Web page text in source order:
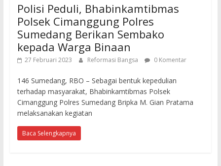
Polisi Peduli, Bhabinkamtibmas
Polsek Cimanggung Polres
Sumedang Berikan Sembako
kepada Warga Binaan
27 Februari 2023 Reformasi Bangsa 0 Komentar
146 Sumedang, RBO – Sebagai bentuk kepedulian
terhadap masyarakat, Bhabinkamtibmas Polsek
Cimanggung Polres Sumedang Bripka M. Gian Pratama
melaksanakan kegiatan
Baca Selengkapnya